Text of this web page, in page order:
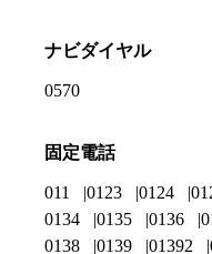
ナビダイヤル
0570
固定電話
011 0123 0124
0134
0135 0136
0138
0139 01392